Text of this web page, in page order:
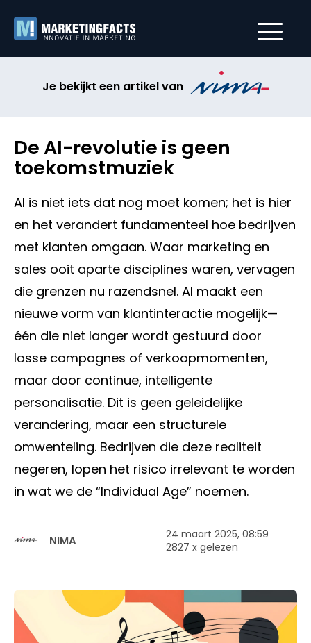
Je bekijkt een artikel van
De AI-revolutie is geen
toekomstmuziek
AI is niet iets dat nog moet komen; het is hier
en het verandert fundamenteel hoe bedrijven
met klanten omgaan. Waar marketing en
sales ooit aparte disciplines waren, vervagen
die grenzen nu razendsnel. AI maakt een
nieuwe vorm van klantinteractie mogelijk—
één die niet langer wordt gestuurd door
losse campagnes of verkoopmomenten,
maar door continue, intelligente
personalisatie. Dit is geen geleidelijke
verandering, maar een structurele
omwenteling. Bedrijven die deze realiteit
negeren, lopen het risico irrelevant te worden
in wat we de “Individual Age” noemen.
NIMA
24 maart 2025, 08:59
2827 x gelezen